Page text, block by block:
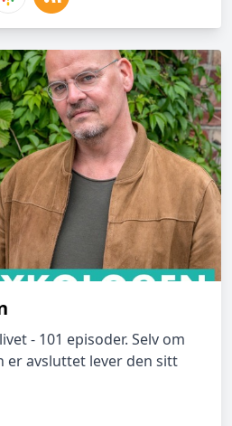
- 101 episoder. Selv om
er avsluttet lever den sitt